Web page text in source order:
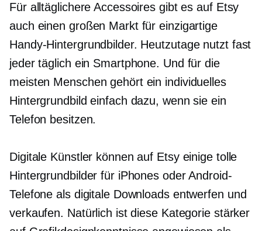
Für alltäglichere Accessoires gibt es auf Etsy
auch einen großen Markt für einzigartige
Handy-Hintergrundbilder. Heutzutage nutzt fast
jeder täglich ein Smartphone. Und für die
meisten Menschen gehört ein individuelles
Hintergrundbild einfach dazu, wenn sie ein
Telefon besitzen.
Digitale Künstler können auf Etsy einige tolle
Hintergrundbilder für iPhones oder Android-
Telefone als digitale Downloads entwerfen und
verkaufen. Natürlich ist diese Kategorie stärker